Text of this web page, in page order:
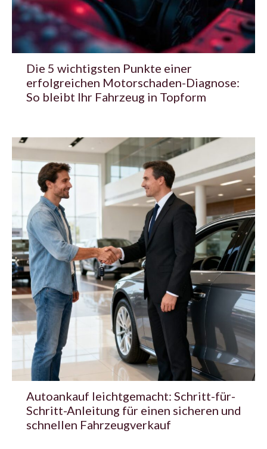
Die 5 wichtigsten Punkte einer
erfolgreichen Motorschaden-Diagnose:
So bleibt Ihr Fahrzeug in Topform
Autoankauf leichtgemacht: Schritt-für-
Schritt-Anleitung für einen sicheren und
schnellen Fahrzeugverkauf